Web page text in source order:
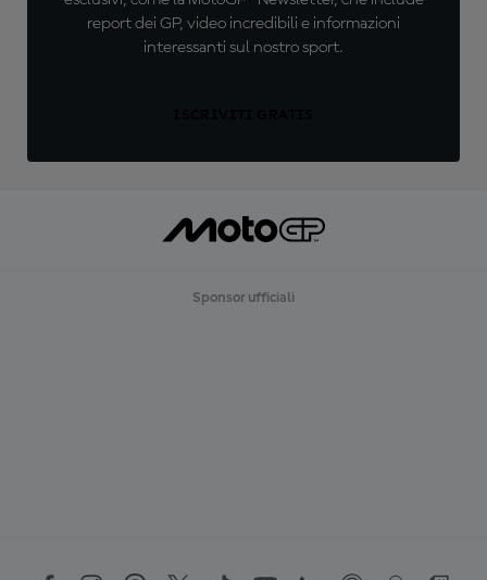
report dei GP, video incredibili e informazioni
interessanti sul nostro sport.
Sponsor ufficiali